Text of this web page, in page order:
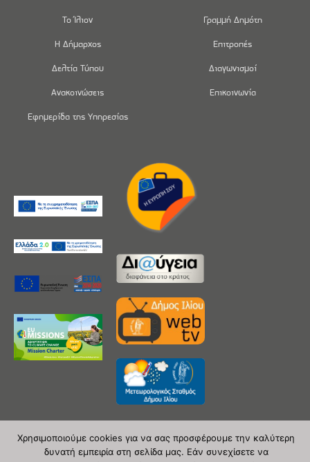
Το Ίλιον
Η Δήμαρχος
Δελτία Τύπου
Ανακοινώσεις
Εφημερίδα της Υπηρεσίας
Γραμμή Δημότη
Επιτροπές
Διαγωνισμοί
Επικοινωνία
Χρησιμοποιούμε cookies για να σας προσφέρουμε την καλύτερη
δυνατή εμπειρία στη σελίδα μας. Εάν συνεχίσετε να